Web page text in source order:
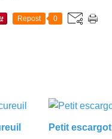
Repost 0
Petit escargot